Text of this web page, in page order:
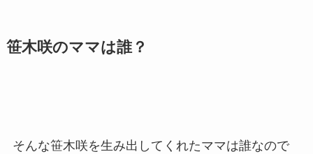
笹木咲のママは誰？
そんな笹木咲を生み出してくれたママは誰なので